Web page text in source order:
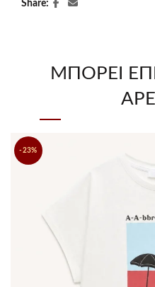
Share
ΜΠΟΡΕΊ
-23%